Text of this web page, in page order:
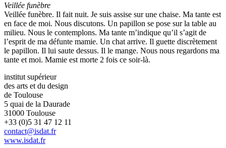
Veillée funèbre
Veillée funèbre. Il fait nuit. Je suis assise sur une chaise. Ma tante est
en face de moi. Nous discutons. Un papillon se pose sur la table au
milieu. Nous le contemplons. Ma tante m’indique qu’il s’agit de
l’esprit de ma défunte mamie. Un chat arrive. Il guette discrètement
le papillon. Il lui saute dessus. Il le mange. Nous nous regardons ma
tante et moi. Mamie est morte 2 fois ce soir-là.
institut supérieur
des arts et du design
de Toulouse
5 quai de la Daurade
31000 Toulouse
+33 (0)5 31 47 12 11
contact@isdat.fr
www.isdat.fr